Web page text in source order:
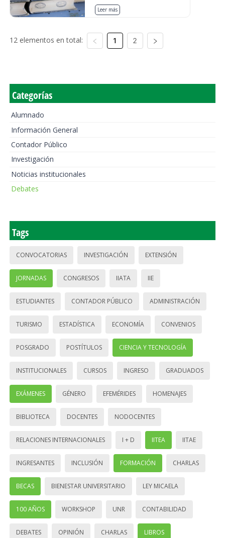
Leer más
12 elementos en total: 1 2
Categorías
Alumnado
Información General
Contador Público
Investigación
Noticias institucionales
Debates
Tags
CONVOCATORIAS INVESTIGACIÓN EXTENSIÓN
JORNADAS CONGRESOS IIATA IIE
ESTUDIANTES CONTADOR PÚBLICO ADMINISTRACIÓN
TURISMO ESTADÍSTICA ECONOMÍA CONVENIOS
POSGRADO POSTÍTULOS CIENCIA Y TECNOLOGÍA
INSTITUCIONALES CURSOS INGRESO GRADUADOS
EXÁMENES GÉNERO EFEMÉRIDES HOMENAJES
BIBLIOTECA DOCENTES NODOCENTES
RELACIONES INTERNACIONALES I + D IITEA IITAE
INGRESANTES INCLUSIÓN FORMACIÓN CHARLAS
BECAS BIENESTAR UNIVERSITARIO LEY MICAELA
100 AÑOS WORKSHOP UNR CONTABILIDAD
DEBATES OPINIÓN CHARLAS LIBROS